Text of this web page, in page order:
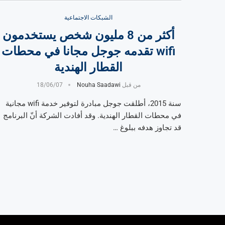
الشبكات الاجتماعية
أكثر من 8 مليون شخص يستخدمون
wifi تقدمه جوجل مجانا في محطات
القطار الهندية
من قبل Nouha Saadawi
18/06/07
سنة 2015، أطلقت جوجل مبادرة لتوفير خدمة wifi مجانية
في محطات القطار الهندية. وقد أفادت الشركة أنّ البرنامج
قد تجاوز هدفه ببلوغ …